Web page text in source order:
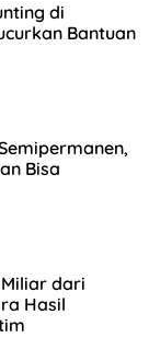
di
Bantuan
Bisa
Miliar dari
Hasil